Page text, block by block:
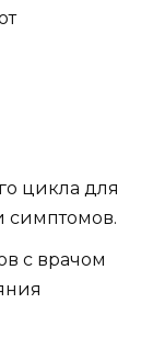
цикла для
симптомов.
с врачом